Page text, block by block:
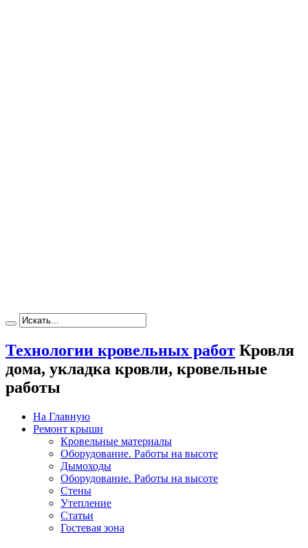
Технологии кровельных работ Кровля
дома, укладка кровли, кровельные
работы
На Главную
Ремонт крыши
Кровельные материалы
Оборудование. Работы на высоте
Дымоходы
Оборудование. Работы на высоте
Стены
Утепление
Статьи
Гостевая зона